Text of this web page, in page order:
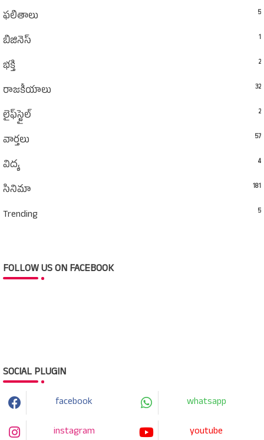
ఫలితాలు 5
బిజినెస్ 1
భక్తి 2
రాజకీయాలు 32
లైఫ్‌స్టైల్‌ 2
వార్తలు 57
విద్య 4
సినిమా 181
Trending 5
FOLLOW US ON FACEBOOK
SOCIAL PLUGIN
facebook whatsapp
instagram youtube